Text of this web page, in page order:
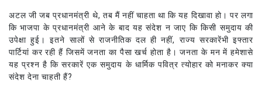
अटल जी जब प्रधानमंत्री थे, तब मैं नहीं चाहता था कि यह दिखावा हो। पर लगा
कि भाजपा के प्रधानमंत्री आने के बाद यह संदेश न जाए कि किसी समुदाय की
उपेक्षा हुई। इतने सालों से राजनीतिक दल ही नहीं, राज्य सरकारेंभी इफ्तार
पार्टियां कर रही हैं जिसमें जनता का पैसा खर्च होता है। जनता के मन में हमेशासे
यह प्रश्न है कि सरकारें एक समुदाय के धार्मिक पवित्र त्योहार को मनाकर क्या
संदेश देना चाहती हैं?